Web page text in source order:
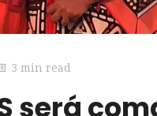
3 min read